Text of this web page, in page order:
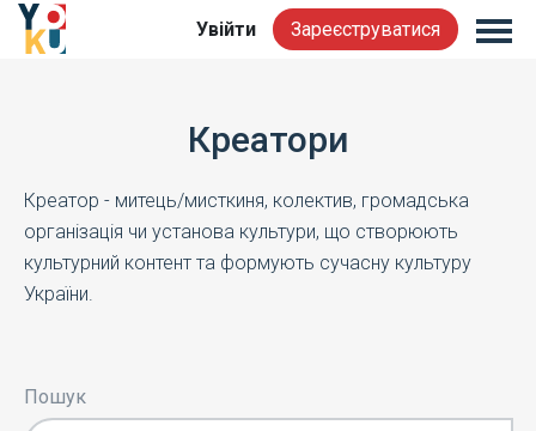
Увійти Зареєструватися
Креатори
Креатор - митець/мисткиня, колектив, громадська
організація чи установа культури, що створюють
культурний контент та формують сучасну культуру
України.
Пошук